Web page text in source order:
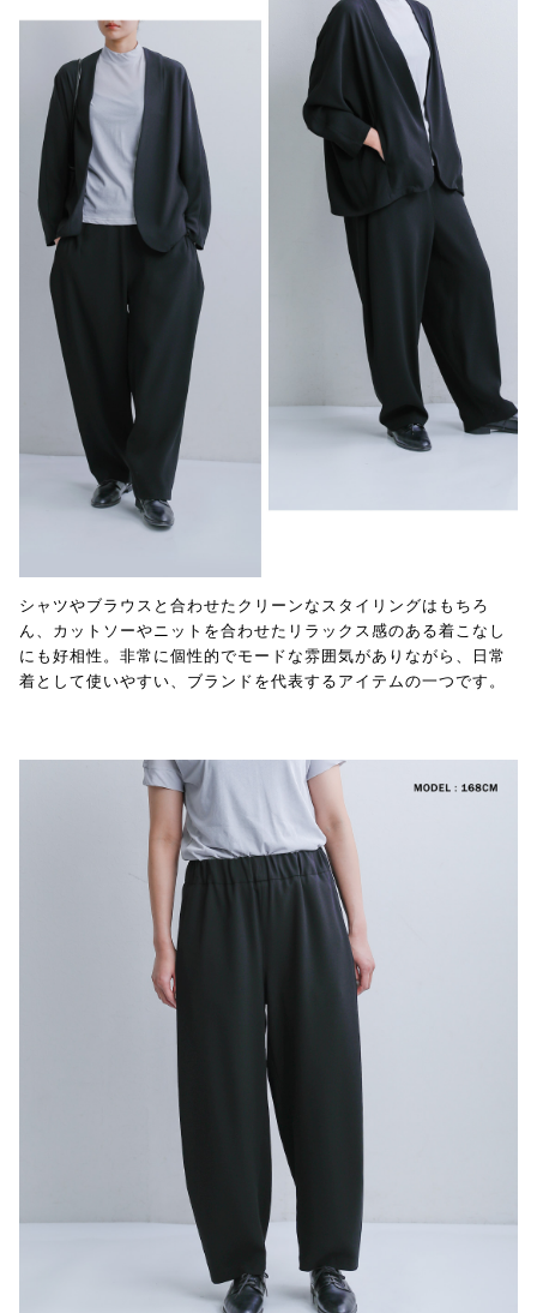
シャツやブラウスと合わせたクリーンなスタイリングはもちろ
ん、カットソーやニットを合わせたリラックス感のある着こなし
にも好相性。非常に個性的でモードな雰囲気がありながら、日常
着として使いやすい、ブランドを代表するアイテムの一つです。